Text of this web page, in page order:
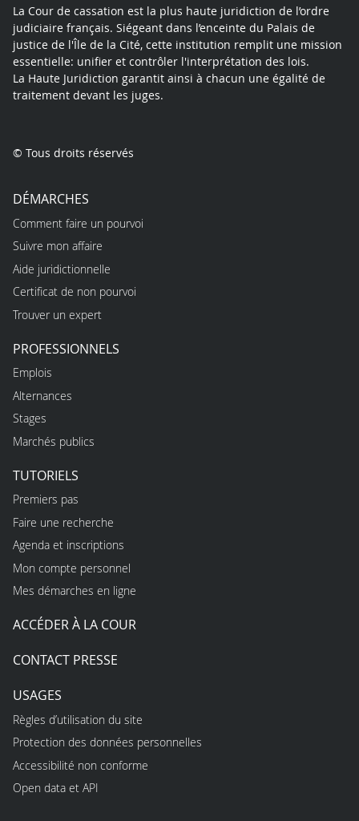
La Cour de cassation est la plus haute juridiction de l’ordre
judiciaire français. Siégeant dans l’enceinte du Palais de
justice de l'Île de la Cité, cette institution remplit une mission
essentielle: unifier et contrôler l'interprétation des lois.
La Haute Juridiction garantit ainsi à chacun une égalité de
traitement devant les juges.
© Tous droits réservés
DÉMARCHES
Comment faire un pourvoi
Suivre mon affaire
Aide juridictionnelle
Certificat de non pourvoi
Trouver un expert
PROFESSIONNELS
Emplois
Alternances
Stages
Marchés publics
TUTORIELS
Premiers pas
Faire une recherche
Agenda et inscriptions
Mon compte personnel
Mes démarches en ligne
ACCÉDER À LA COUR
CONTACT PRESSE
USAGES
Règles d’utilisation du site
Protection des données personnelles
Accessibilité non conforme
Open data et API